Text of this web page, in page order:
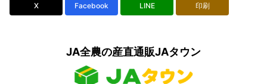
X Facebook LINE 印刷
JA全農の産直通販JAタウン